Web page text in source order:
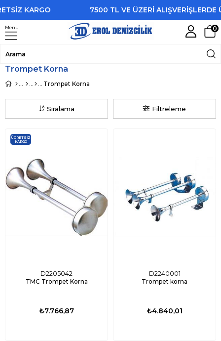
KARGO 7500 TL VE ÜZERİ ALIŞVERİŞLERDE
Menu 0
Trompet Korna
Trompet Korna
Filtreleme
Sıralama
D2205042
TMC Trompet Korna
₺7.766,87
ÜCRETSIZ
KARGO
D2240001
Trompet korna
₺4.840,01